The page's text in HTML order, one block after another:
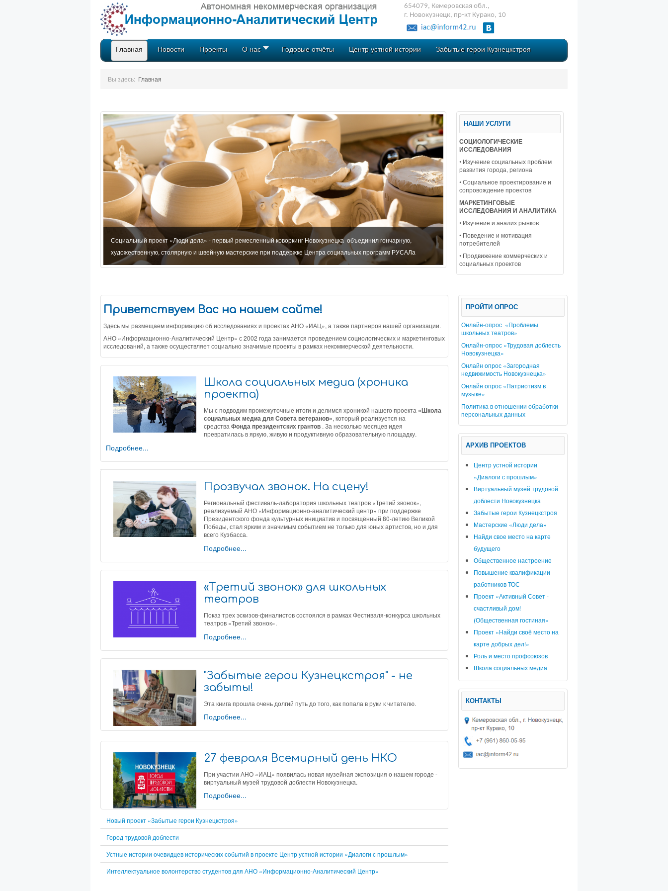
654079, Кемеровская обл.,
г. Новокузнецк, пр-кт Курако, 10
Главная Новости Проекты О нас Годовые отчёты Центр устной истории Забытые герои Кузнецкстроя
Вы здесь: Главная
Социальный проект «Люди дела» - первый ремесленный коворкинг Новокузнецка объединил гончарную,
художественную, столярную и швейную мастерские при поддержке Центра социальных программ РУСАЛа
Социальный проект «Найди свое место на карте будущего». Разработка
профессиональной подготовки кадров с учетом социально-
НАШИ УСЛУГИ
СОЦИОЛОГИЧЕСКИЕ
ИССЛЕДОВАНИЯ
• Изучение социальных проблем
развития города, региона
• Социальное проектирование и
сопровождение проектов
МАРКЕТИНГОВЫЕ
ИССЛЕДОВАНИЯ И АНАЛИТИКА
• Изучение и анализ рынков
• Поведение и мотивация
потребителей
• Продвижение коммерческих и
социальных проектов
Приветствуем Вас на нашем сайте!
Здесь мы размещаем информацию об исследованиях и проектах АНО «ИАЦ», а также партнеров нашей организации.
АНО «Информационно-Аналитический Центр» с 2002 года занимается проведением социологических и маркетинговых
исследований, а также осуществляет социально значимые проекты в рамках некоммерческой деятельности.
Школа социальных медиа (хроника
проекта)
Мы с подводим промежуточные итоги и делимся хроникой нашего проекта «Школа
социальных медиа для Совета ветеранов», который реализуется на
средства Фонда президентских грантов . За несколько месяцев идея
превратилась в яркую, живую и продуктивную образовательную площадку.
Подробнее...
Прозвучал звонок. На сцену!
Региональный фестиваль-лаборатория школьных театров «Третий звонок»,
реализуемый АНО «Информационно-аналитический центр» при поддержке
Президентского фонда культурных инициатив и посвящённый 80-летию Великой
Победы, стал ярким и значимым событием не только для юных артистов, но и для
всего Кузбасса.
Подробнее...
«Третий звонок» для школьных
театров
Показ трех эскизов-финалистов состоялся в рамках Фестиваля-конкурса школьных
театров «Третий звонок».
Подробнее...
"Забытые герои Кузнецкстроя" - не
забыты!
Эта книга прошла очень долгий путь до того, как попала в руки к читателю.
Подробнее...
27 февраля Всемирный день НКО
При участии АНО «ИАЦ» появилась новая музейная экспозиция о нашем городе -
виртуальный музей трудовой доблести Новокузнецка.
Подробнее...
Новый проект «Забытые герои Кузнецкстроя»
Город трудовой доблести
Устные истории очевидцев исторических событий в проекте Центр устной истории «Диалоги с прошлым»
Интеллектуальное волонтерство студентов для АНО «Информационно-Аналитический Центр»
ПРОЙТИ ОПРОС
Онлайн-опрос «Проблемы
школьных театров»
Онлайн-опрос «Трудовая доблесть
Новокузнецка»
Онлайн опрос «Загородная
недвижимость Новокузнецка»
Онлайн опрос «Патриотизм в
музыке»
Политика в отношении обработки
персональных данных
АРХИВ ПРОЕКТОВ
Центр устной истории
«Диалоги с прошлым»
Виртуальный музей трудовой
доблести Новокузнецка
Забытые герои Кузнецкстроя
Мастерские «Люди дела»
Найди свое место на карте
будущего
Общественное настроение
Повышение квалификации
работников ТОС
Проект «Активный Совет -
счастливый дом!
(Общественная гостиная»
Проект «Найди своё место на
карте добрых дел!»
Роль и место профсоюзов
Школа социальных медиа
КОНТАКТЫ